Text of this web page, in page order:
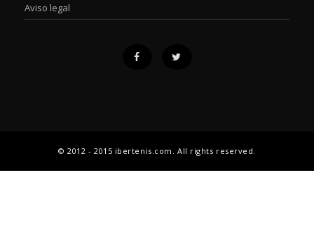
Aviso legal
© 2012 - 2015 ibertenis.com. All rights reserved.